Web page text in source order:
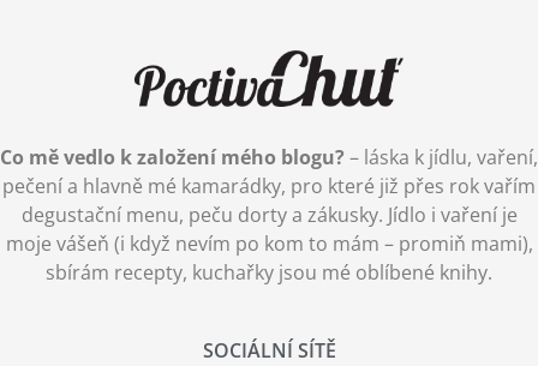
Co mě vedlo k založení mého blogu? – láska k jídlu, vaření,
pečení a hlavně mé kamarádky, pro které již přes rok vařím
degustační menu, peču dorty a zákusky. Jídlo i vaření je
moje vášeň (i když nevím po kom to mám – promiň mami),
sbírám recepty, kuchařky jsou mé oblíbené knihy.
SOCIÁLNÍ SÍTĚ